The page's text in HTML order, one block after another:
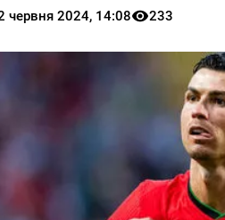
червня 2024, 14:08 233